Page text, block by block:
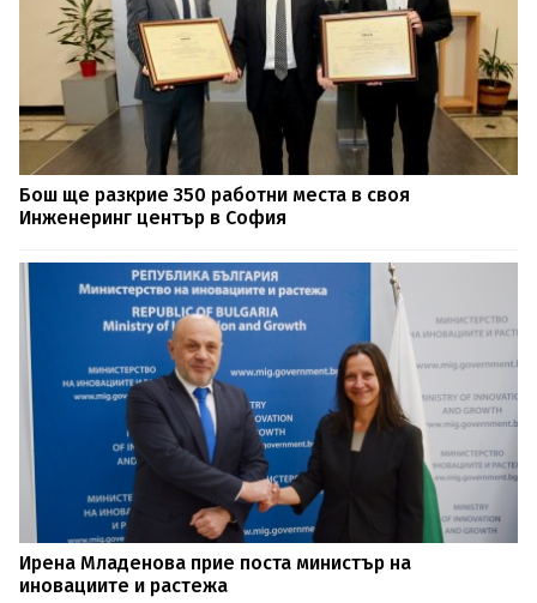
Бош ще разкриe 350 работни места в своя
Инженеринг център в София
Ирена Младенова прие поста министър на
иновациите и растежа